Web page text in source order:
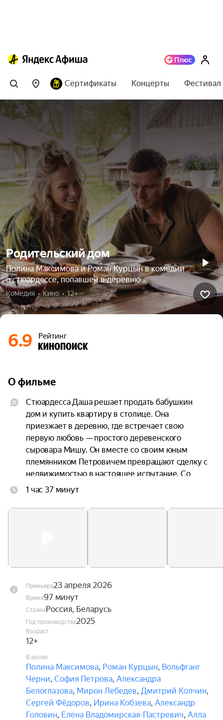
Сертификаты Концерты
Родительский дом
Полина Максимова и Роман Курцын в комедии
о стюардессе, попавшей в деревню
Комедия  •  Кино  •  12+
6.9 Рейтинг
О фильме
Стюардесса Даша решает продать бабушкин
дом и купить квартиру в столице. Она
приезжает в деревню, где встречает свою
первую любовь — простого деревенского
сыровара Мишу. Он вместе со своим юным
племянником Петровичем превращают сделку с
недвижимостью в настоящее испытание. Со
временем Даша начинает понимать, что
1 час 37 минут
Премьера23 апреля 2026
Время97 минут
СтранаРоссия, Беларусь
Год производства2025
Возраст
12+
В ролях
Полина Максимова, Роман Курцын, Вольфганг
Черни, София Петрова, Александра
Белоглазова, Мирон Лебедев, Дмитрий Колчин,
Сергей Фёдоров, Ирина Кобзева, Александр
Головин, Елена Владомирская-Пастревич, Алла